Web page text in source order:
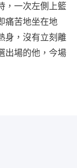
，一次左側上籃
痛苦地坐在地
身，沒有立刻離
出場的他，今場